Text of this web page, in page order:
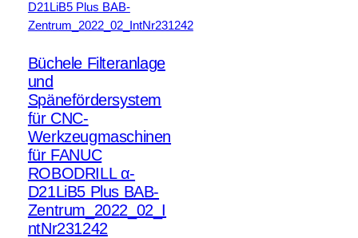
Büchele Filteranlage
und
Spänefördersystem
für CNC-
Werkzeugmaschinen
für FANUC
ROBODRILL α-
D21LiB5 Plus BAB-
Zentrum_2022_02_I
ntNr231242